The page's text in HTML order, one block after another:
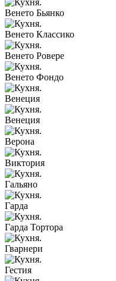
Венето Бьянко
Венето Классико
Венето Ровере
Венето Фондо
Венеция
Венеция
Верона
Виктория
Гальяно
Гарда
Гарда Тортора
Гварнери
Гестия